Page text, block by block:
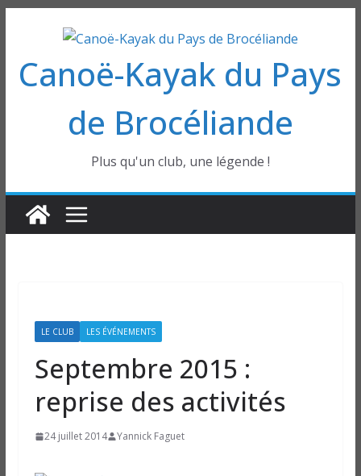
contenu
Canoë-Kayak du Pays
de Brocéliande
Plus qu'un club, une légende !
LE CLUB LES ÉVÉNEMENTS
Septembre 2015 :
reprise des activités
24 juillet 2014 Yannick Faguet